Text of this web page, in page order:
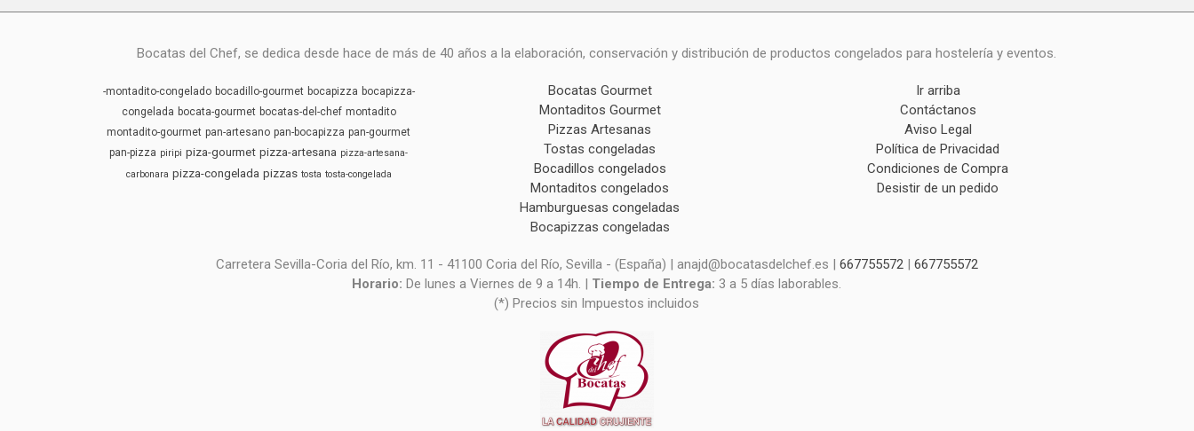
Bocatas del Chef, se dedica desde hace de más de 40 años a la elaboración, conservación y distribución de productos congelados para hostelería y eventos.
-montadito-congelado bocadillo-gourmet bocapizza bocapizza-
congelada bocata-gourmet bocatas-del-chef montadito
montadito-gourmet pan-artesano pan-bocapizza pan-gourmet
pan-pizza piripi piza-gourmet pizza-artesana pizza-artesana-
carbonara pizza-congelada pizzas tosta tosta-congelada
Bocatas Gourmet
Montaditos Gourmet
Pizzas Artesanas
Tostas congeladas
Bocadillos congelados
Montaditos congelados
Hamburguesas congeladas
Bocapizzas congeladas
Ir arriba
Contáctanos
Aviso Legal
Política de Privacidad
Condiciones de Compra
Desistir de un pedido
Carretera Sevilla-Coria del Río, km. 11 - 41100 Coria del Río, Sevilla - (España) | anajd@bocatasdelchef.es | 667755572| 667755572
Horario:De lunes a Viernes de 9 a 14h. | Tiempo de Entrega:3 a 5 días laborables.
(*) Precios sin Impuestos incluidos